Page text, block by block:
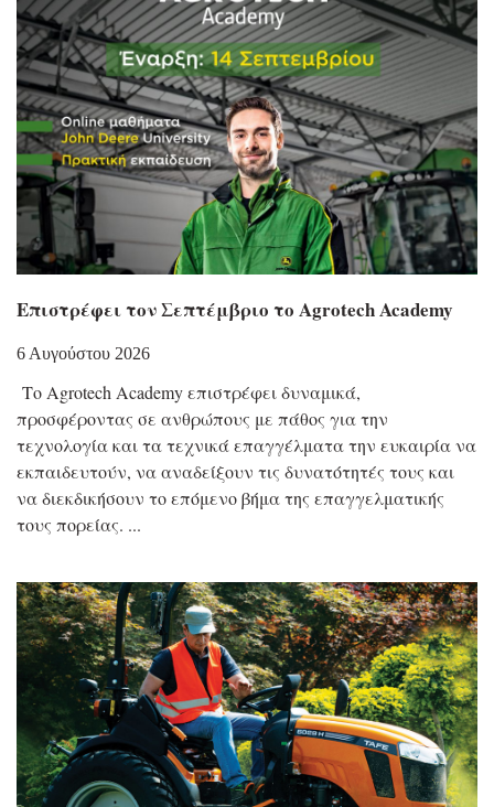
Επιστρέφει τον Σεπτέμβριο το Agrotech Academy
6 Αυγούστου 2026
Το Agrotech Academy επιστρέφει δυναμικά,
προσφέροντας σε ανθρώπους με πάθος για την
τεχνολογία και τα τεχνικά επαγγέλματα την ευκαιρία να
εκπαιδευτούν, να αναδείξουν τις δυνατότητές τους και
να διεκδικήσουν το επόμενο βήμα της επαγγελματικής
τους πορείας.